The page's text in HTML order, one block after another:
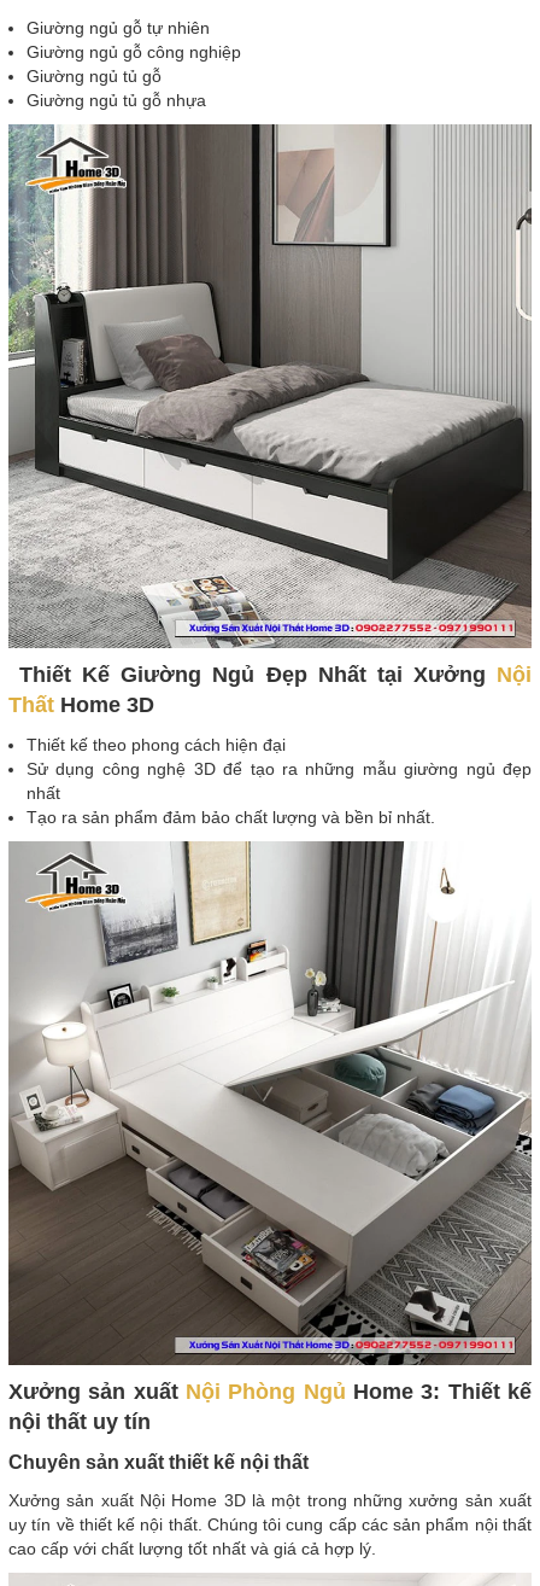
Giường ngủ gỗ tự nhiên
Giường ngủ gỗ công nghiệp
Giường ngủ tủ gỗ
Giường ngủ tủ gỗ nhựa
Thiết Kế Giường Ngủ Đẹp Nhất tại Xưởng Nội
Thất Home 3D
Thiết kế theo phong cách hiện đại
Sử dụng công nghệ 3D để tạo ra những mẫu giường ngủ đẹp
nhất
Tạo ra sản phẩm đảm bảo chất lượng và bền bỉ nhất.
Xưởng sản xuất Nội Phòng Ngủ Home 3: Thiết kế
nội thất uy tín
Chuyên sản xuất thiết kế nội thất
Xưởng sản xuất Nội Home 3D là một trong những xưởng sản xuất
uy tín về thiết kế nội thất. Chúng tôi cung cấp các sản phẩm nội thất
cao cấp với chất lượng tốt nhất và giá cả hợp lý.